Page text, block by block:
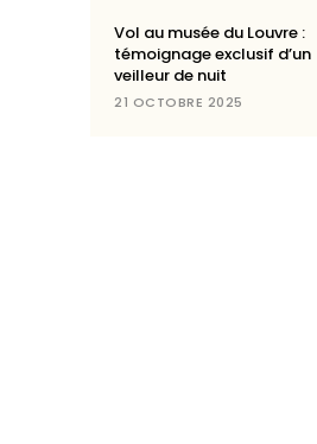
Vol au musée du Louvre :
témoignage exclusif d’un
veilleur de nuit
21 OCTOBRE 2025